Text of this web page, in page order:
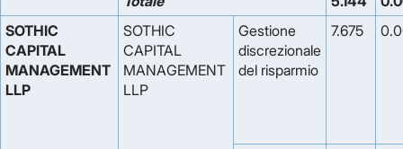
SOTHIC
CAPITAL
MANAGEMENT
LLP
SOTHIC
CAPITAL
MANAGEMENT
LLP
Gestione
discrezionale
del risparmio
7.675